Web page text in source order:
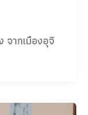
จากเมืองอุจิ